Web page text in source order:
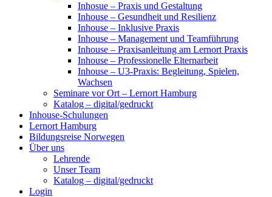
Inhosue – Praxis und Gestaltung
Inhouse – Gesundheit und Resilienz
Inhouse – Inklusive Praxis
Inhouse – Management und Teamführung
Inhouse – Praxisanleitung am Lernort Praxis
Inhouse – Professionelle Elternarbeit
Inhouse – U3-Praxis: Begleitung, Spielen,
Wachsen
Seminare vor Ort – Lernort Hamburg
Katalog – digital/gedruckt
Inhouse-Schulungen
Lernort Hamburg
Bildungsreise Norwegen
Über uns
Lehrende
Unser Team
Katalog – digital/gedruckt
Login